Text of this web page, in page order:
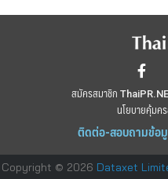
สมัครสมาชิก
นโยบายคุ้มค
ติดต่อ-สอบถามข้อ
Copyright © 2026 Dataxet